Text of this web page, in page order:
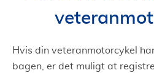
Hvis din veteranmotorcykel
bagen, er det muligt at
Har du en klassisk bil?